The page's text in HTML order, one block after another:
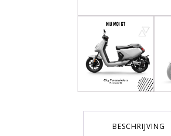
BESCHRIJVING